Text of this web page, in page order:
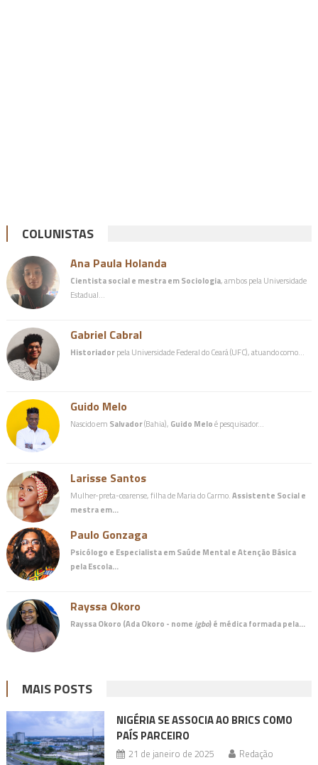
COLUNISTAS
Ana Paula Holanda
Cientista social e mestra em Sociologia, ambos pela Universidade
Estadual…
Gabriel Cabral
Historiadorpela Universidade Federal do Ceará (UFC), atuando como…
Guido Melo
Nascido em Salvador(Bahia), Guido Meloé pesquisador…
Larisse Santos
Mulher-preta-cearense, filha de Maria do Carmo.Assistente Social e
mestra em…
Paulo Gonzaga
Psicólogo e Especialista em Saúde Mental e Atenção Básica
pela Escola…
Rayssa Okoro
Rayssa Okoro (Ada Okoro - nome igbo) é médicaformada pela…
MAIS POSTS
NIGÉRIA SE ASSOCIA AO BRICS COMO
PAÍS PARCEIRO
21 de janeiro de 2025 Redação